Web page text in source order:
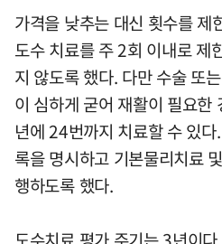
가격을 낮추는 대신 횟수를 제
도수 치료를 주 2회 이내로 제
지 않도록 했다. 다만 수술 또
이 심하게 굳어 재활이 필요한
년에 24번까지 치료할 수 있
록을 명시하고 기본물리치료
행하도록 했다.